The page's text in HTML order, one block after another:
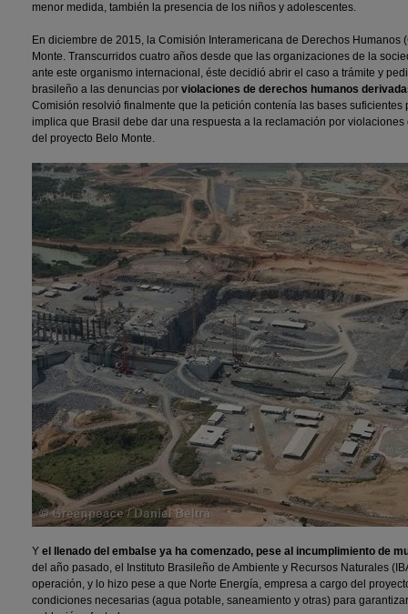
menor medida, también la presencia de los niños y adolescentes.
En diciembre de 2015, la Comisión Interamericana de Derechos Humanos
Monte. Transcurridos cuatro años desde que las organizaciones de la
ante este organismo internacional, éste decidió abrir el caso a trámite y
brasileño a las denuncias por violaciones de derechos humanos
Comisión resolvió finalmente que la petición contenía las bases suficientes
implica que Brasil debe dar una respuesta a la reclamación por
del proyecto Belo Monte.
Y el llenado del embalse ya ha comenzado, pese al incumplimiento de
del año pasado, el Instituto Brasileño de Ambiente y Recursos Naturales
operación, y lo hizo pese a que Norte Energía, empresa a cargo del
condiciones necesarias (agua potable, saneamiento y otras) para